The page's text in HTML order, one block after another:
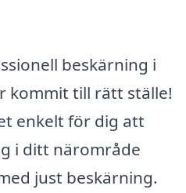
beskärning i
kommit till rätt ställe!
enkelt för dig att
i ditt närområde
just beskärning.